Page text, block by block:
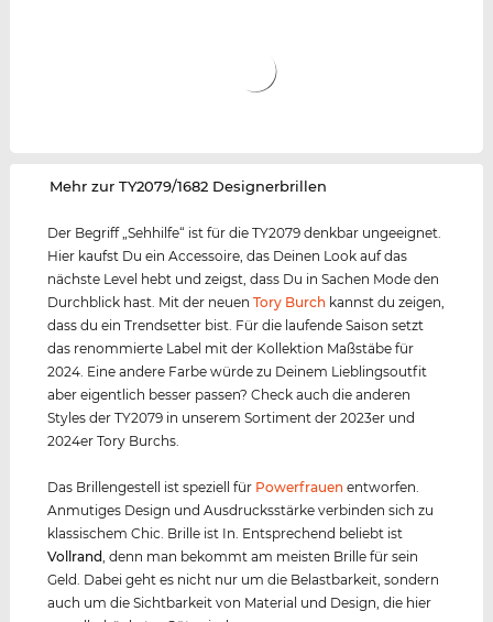
‌Mehr zur TY2079/1682 Designerbrillen
Der Begriff „Sehhilfe“ ist für die TY2079 denkbar ungeeignet.
Hier kaufst Du ein Accessoire, das Deinen Look auf das
nächste Level hebt und zeigst, dass Du in Sachen Mode den
Durchblick hast. Mit der neuenTory Burch kannst du zeigen,
dass du ein Trendsetter bist. Für die laufende Saison setzt
das renommierte Label mit der Kollektion Maßstäbe für
2024. Eine andere Farbe würde zu Deinem Lieblingsoutfit
aber eigentlich besser passen? Check auch die anderen
Styles der TY2079 in unserem Sortiment der 2023er und
2024er Tory Burchs.
Das Brillengestell ist speziell für Powerfrauen entworfen.
Anmutiges Design und Ausdrucksstärke verbinden sich zu
klassischem Chic. Brille ist In. Entsprechend beliebt ist
Vollrand, denn man bekommt am meisten Brille für sein
Geld. Dabei geht es nicht nur um die Belastbarkeit, sondern
auch um die Sichtbarkeit von Material und Design, die hier